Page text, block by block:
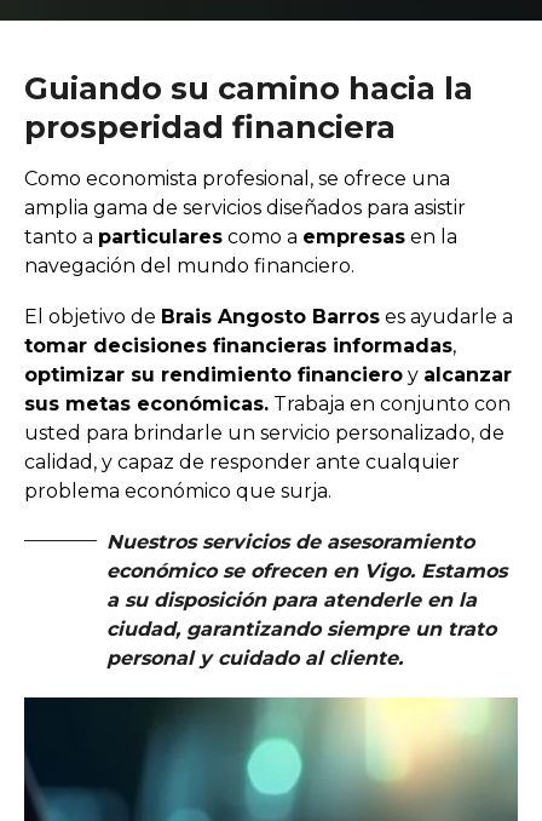
Guiando su camino hacia la
prosperidad financiera
Como economista profesional, se ofrece una
amplia gama de servicios diseñados para asistir
tanto a particulares como a empresas en la
navegación del mundo financiero.
El objetivo de Brais Angosto Barros es ayudarle a
tomar decisiones financieras informadas,
optimizar su rendimiento financiero y alcanzar
sus metas económicas. Trabaja en conjunto con
usted para brindarle un servicio personalizado, de
calidad, y capaz de responder ante cualquier
problema económico que surja.
Nuestros servicios de asesoramiento
económico se ofrecen en Vigo. Estamos
a su disposición para atenderle en la
ciudad, garantizando siempre un trato
personal y cuidado al cliente.